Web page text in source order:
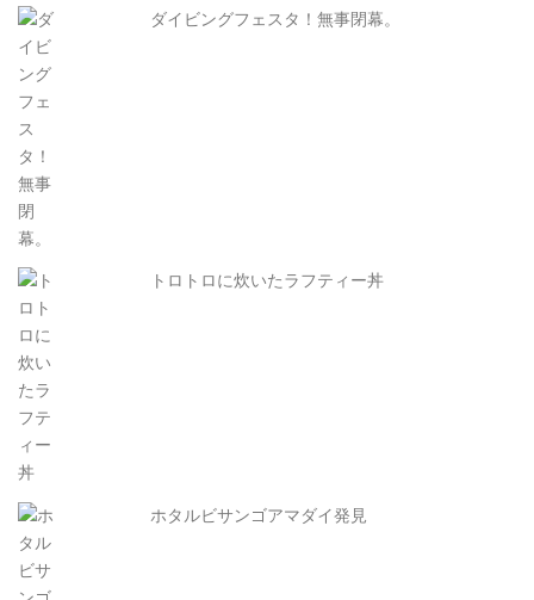
ダイビングフェスタ！無事閉幕。
トロトロに炊いたラフティー丼
ホタルビサンゴアマダイ発見